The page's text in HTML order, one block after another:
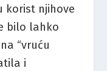
korist njihove
bilo lahko
“vruću
i